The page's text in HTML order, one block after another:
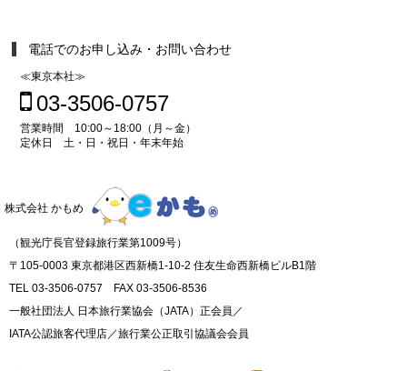
電話でのお申し込み・お問い合わせ
≪東京本社≫
03-3506-0757
営業時間 10:00～18:00（月～金）
定休日 土・日・祝日・年末年始
株式会社 かもめ
（観光庁長官登録旅行業第1009号）
〒105-0003 東京都港区西新橋1-10-2 住友生命西新橋ビルB1階
TEL 03-3506-0757 FAX 03-3506-8536
一般社団法人 日本旅行業協会（JATA）正会員／
IATA公認旅客代理店／旅行業公正取引協議会会員